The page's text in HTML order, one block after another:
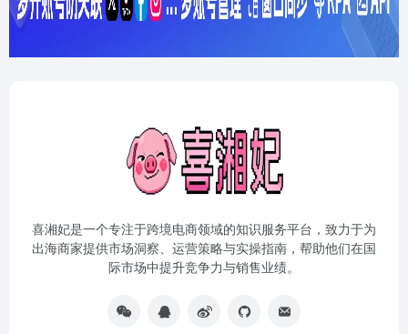
喜湘妃是一个专注于跨境电商领域的知识服务平台，致力于为
出海商家提供市场洞察、运营策略与实操指南，帮助他们在国
际市场中提升竞争力与销售业绩。